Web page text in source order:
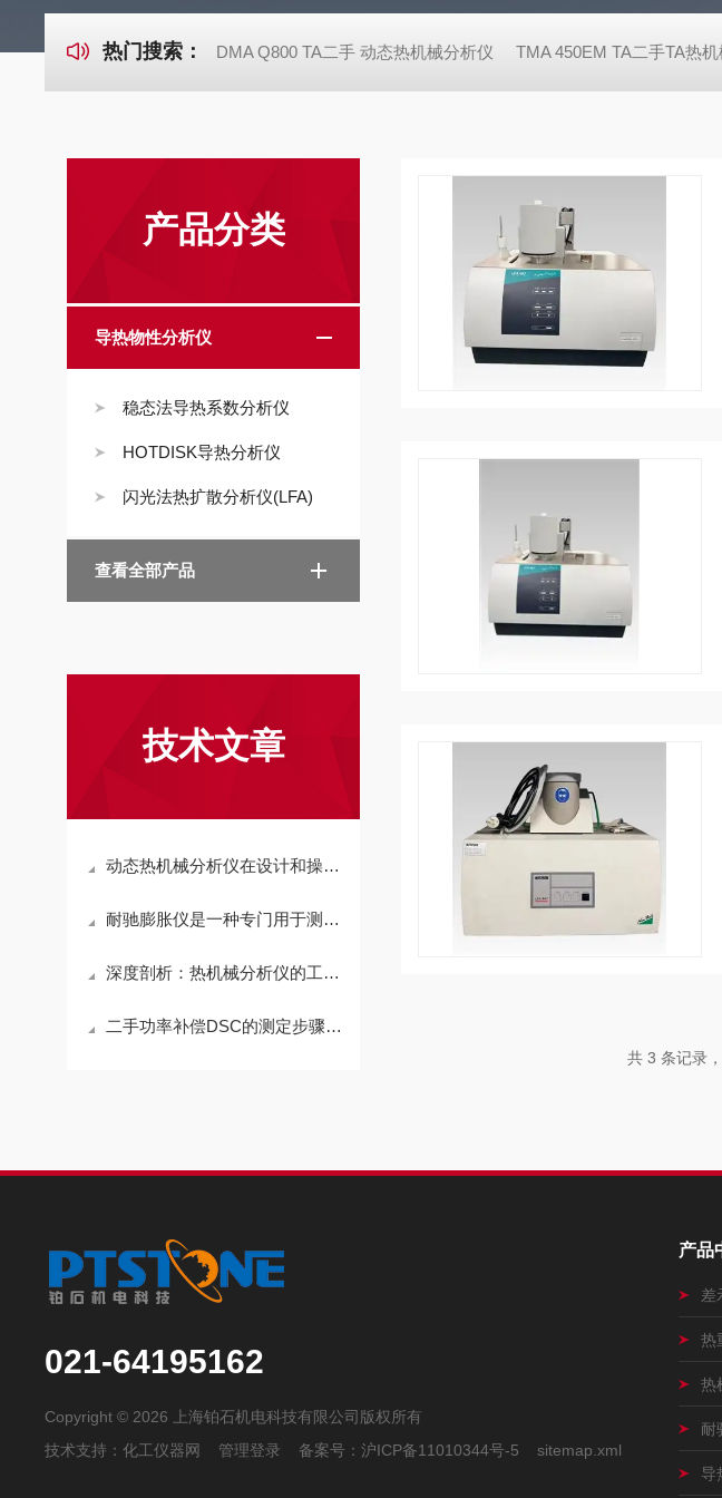
热门搜索： DMA Q800 TA二手 动态热机械分析仪 TMA 450EM TA二手TA热
产品分类
导热物性分析仪
稳态法导热系数分析仪
HOTDISK导热分析仪
闪光法热扩散分析仪(LFA)
查看全部产品
技术文章
动态热机械分析仪在设计和操作上充分考虑了用户的需求
耐驰膨胀仪是一种专门用于测量材料热膨胀行为的仪器
深度剖析：热机械分析仪的工作原理与核心机制解析
二手功率补偿DSC的测定步骤及使用注意事项
共 3 条记录
021-64195162
Copyright © 2026 上海铂石机电科技有限公司版权所有
技术支持：化工仪器网 管理登录 备案号：沪ICP备11010344号-5 sitemap.xml
产品
差
热
热
耐
导